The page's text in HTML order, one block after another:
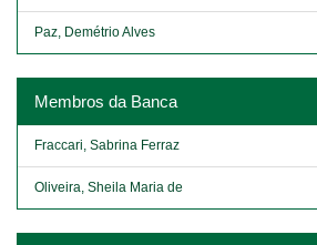
Paz, Demétrio Alves
Membros da Banca
Fraccari, Sabrina Ferraz
Oliveira, Sheila Maria de